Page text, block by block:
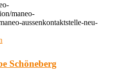
maneo-
aussenkontaktstelle-neu-
Schöneberg